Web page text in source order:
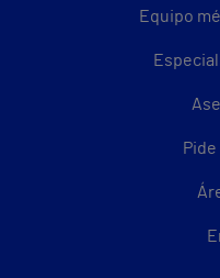
Equipo